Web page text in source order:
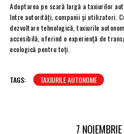
Adoptarea pe scară largă a taxiurilor
între autorități, companii și utilizatori.
dezvoltare tehnologică, taxiurile
accesibilă, oferind o experiență de
ecologică pentru toți.
TAGS: TAXIURILE AUTONOME
7